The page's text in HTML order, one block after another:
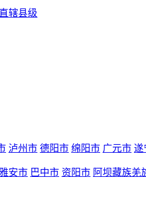
直辖县级
泸州市 德阳市 绵阳市 广元市 遂
雅安市 巴中市 资阳市 阿坝藏族羌